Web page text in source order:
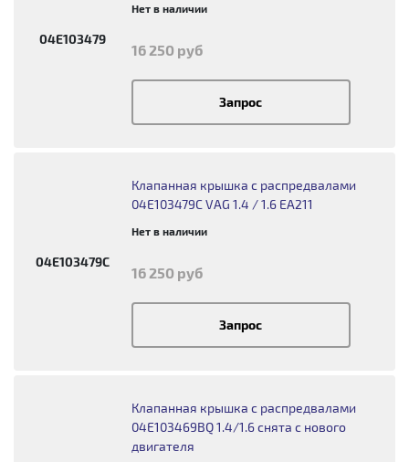
04E103479
Нет в наличии
16 250 руб
Запрос
04E103479C
Клапанная крышка с распредвалами
04E103479C VAG 1.4 / 1.6 EA211
Нет в наличии
16 250 руб
Запрос
Клапанная крышка с распредвалами
04E103469BQ 1.4/1.6 снята с нового
двигателя